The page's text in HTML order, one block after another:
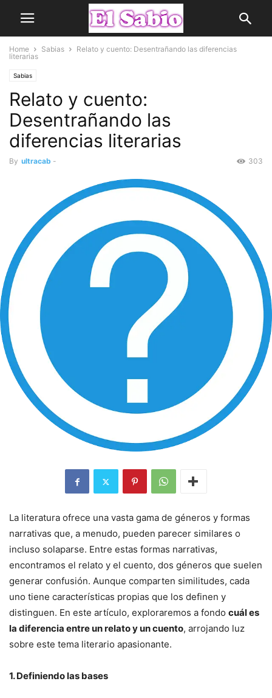
Home Sabias
Relato y cuento: Desentrañando las diferencias
literarias
Sabias
Relato y cuento:
Desentrañando las
diferencias literarias
By ultracab - 303
La literatura ofrece una vasta gama de géneros y formas
narrativas que, a menudo, pueden parecer similares o
incluso solaparse. Entre estas formas narrativas,
encontramos el relato y el cuento, dos géneros que suelen
generar confusión. Aunque comparten similitudes, cada
uno tiene características propias que los definen y
distinguen. En este artículo, exploraremos a fondo cuál es
la diferencia entre un relato y un cuento, arrojando luz
sobre este tema literario apasionante.
1. Definiendo las bases